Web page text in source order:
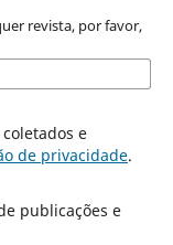
revista, por favor,
e
de privacidade.
publicações e